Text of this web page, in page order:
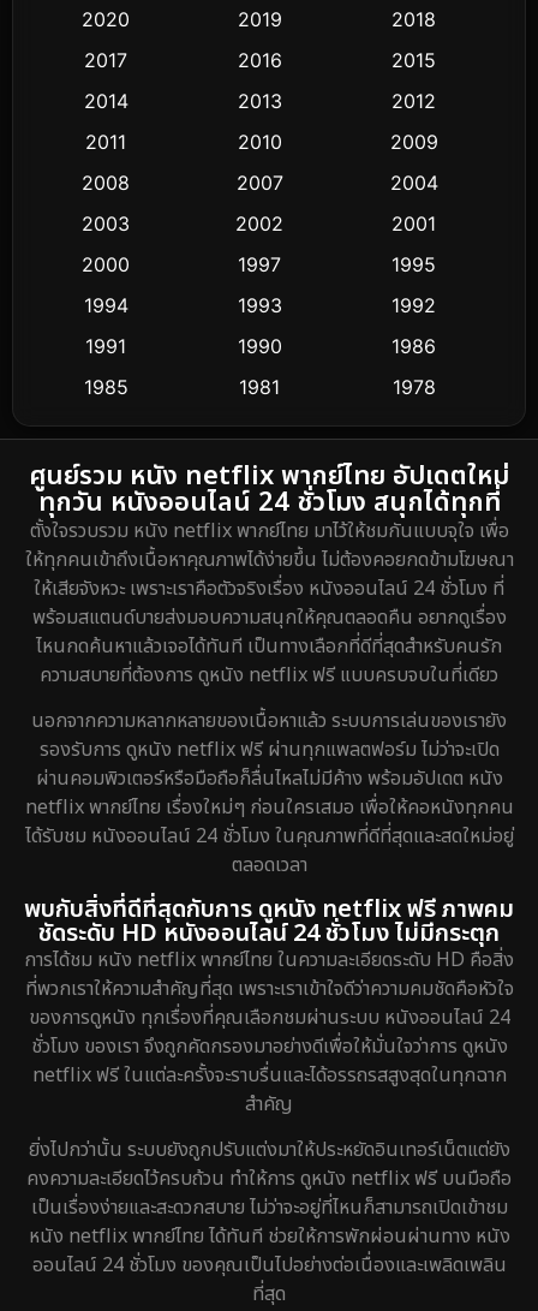
Classic หนังคลาสสิก
Comedy ตลก 379
Conspiracy
Crime อาชญากรรม 289
Culture
Dance เต้น
Detective สืบสวน 5
Detective สืบสวน 40
Disaster 4
Disney+ 20
Documentary สารคดี 72
Drama ดราม่า 648
Dystopian 8
Emotional 52
Epic มหากาพย์ 16
Erotic 7
Family ครอบครัว 150
Fiction 4
Gothic 5
2020
2019
2018
2017
2016
2015
2014
2013
2012
2011
2010
2009
2008
2007
2004
2003
2002
2001
2000
1997
1995
1994
1993
1992
1991
1990
1986
1985
1981
1978
1974
ศูนย์รวม หนัง netflix พากย์ไทย อัปเดตใหม่
ทุกวัน หนังออนไลน์ 24 ชั่วโมง สนุกได้ทุกที่
ตั้งใจรวบรวม หนัง netflix พากย์ไทย มาไว้ให้ชมกันแบบจุใจ เพื่อ
ให้ทุกคนเข้าถึงเนื้อหาคุณภาพได้ง่ายขึ้น ไม่ต้องคอยกดข้ามโฆษณา
ให้เสียจังหวะ เพราะเราคือตัวจริงเรื่อง หนังออนไลน์ 24 ชั่วโมง ที่
พร้อมสแตนด์บายส่งมอบความสนุกให้คุณตลอดคืน อยากดูเรื่อง
ไหนกดค้นหาแล้วเจอได้ทันที เป็นทางเลือกที่ดีที่สุดสำหรับคนรัก
ความสบายที่ต้องการ ดูหนัง netflix ฟรี แบบครบจบในที่เดียว
นอกจากความหลากหลายของเนื้อหาแล้ว ระบบการเล่นของเรายัง
รองรับการ ดูหนัง netflix ฟรี ผ่านทุกแพลตฟอร์ม ไม่ว่าจะเปิด
ผ่านคอมพิวเตอร์หรือมือถือก็ลื่นไหลไม่มีค้าง พร้อมอัปเดต หนัง
netflix พากย์ไทย เรื่องใหม่ๆ ก่อนใครเสมอ เพื่อให้คอหนังทุกคน
ได้รับชม หนังออนไลน์ 24 ชั่วโมง ในคุณภาพที่ดีที่สุดและสดใหม่อยู่
ตลอดเวลา
พบกับสิ่งที่ดีที่สุดกับการ ดูหนัง netflix ฟรี ภาพคม
ชัดระดับ HD หนังออนไลน์ 24 ชั่วโมง ไม่มีกระตุก
การได้ชม หนัง netflix พากย์ไทย ในความละเอียดระดับ HD คือสิ่ง
ที่พวกเราให้ความสำคัญที่สุด เพราะเราเข้าใจดีว่าความคมชัดคือหัวใจ
ของการดูหนัง ทุกเรื่องที่คุณเลือกชมผ่านระบบ หนังออนไลน์ 24
ชั่วโมง ของเรา จึงถูกคัดกรองมาอย่างดีเพื่อให้มั่นใจว่าการ ดูหนัง
netflix ฟรี ในแต่ละครั้งจะราบรื่นและได้อรรถรสสูงสุดในทุกฉาก
สำคัญ
ยิ่งไปกว่านั้น ระบบยังถูกปรับแต่งมาให้ประหยัดอินเทอร์เน็ตแต่ยัง
คงความละเอียดไว้ครบถ้วน ทำให้การ ดูหนัง netflix ฟรี บนมือถือ
เป็นเรื่องง่ายและสะดวกสบาย ไม่ว่าจะอยู่ที่ไหนก็สามารถเปิดเข้าชม
หนัง netflix พากย์ไทย ได้ทันที ช่วยให้การพักผ่อนผ่านทาง หนัง
ออนไลน์ 24 ชั่วโมง ของคุณเป็นไปอย่างต่อเนื่องและเพลิดเพลิน
ที่สุด